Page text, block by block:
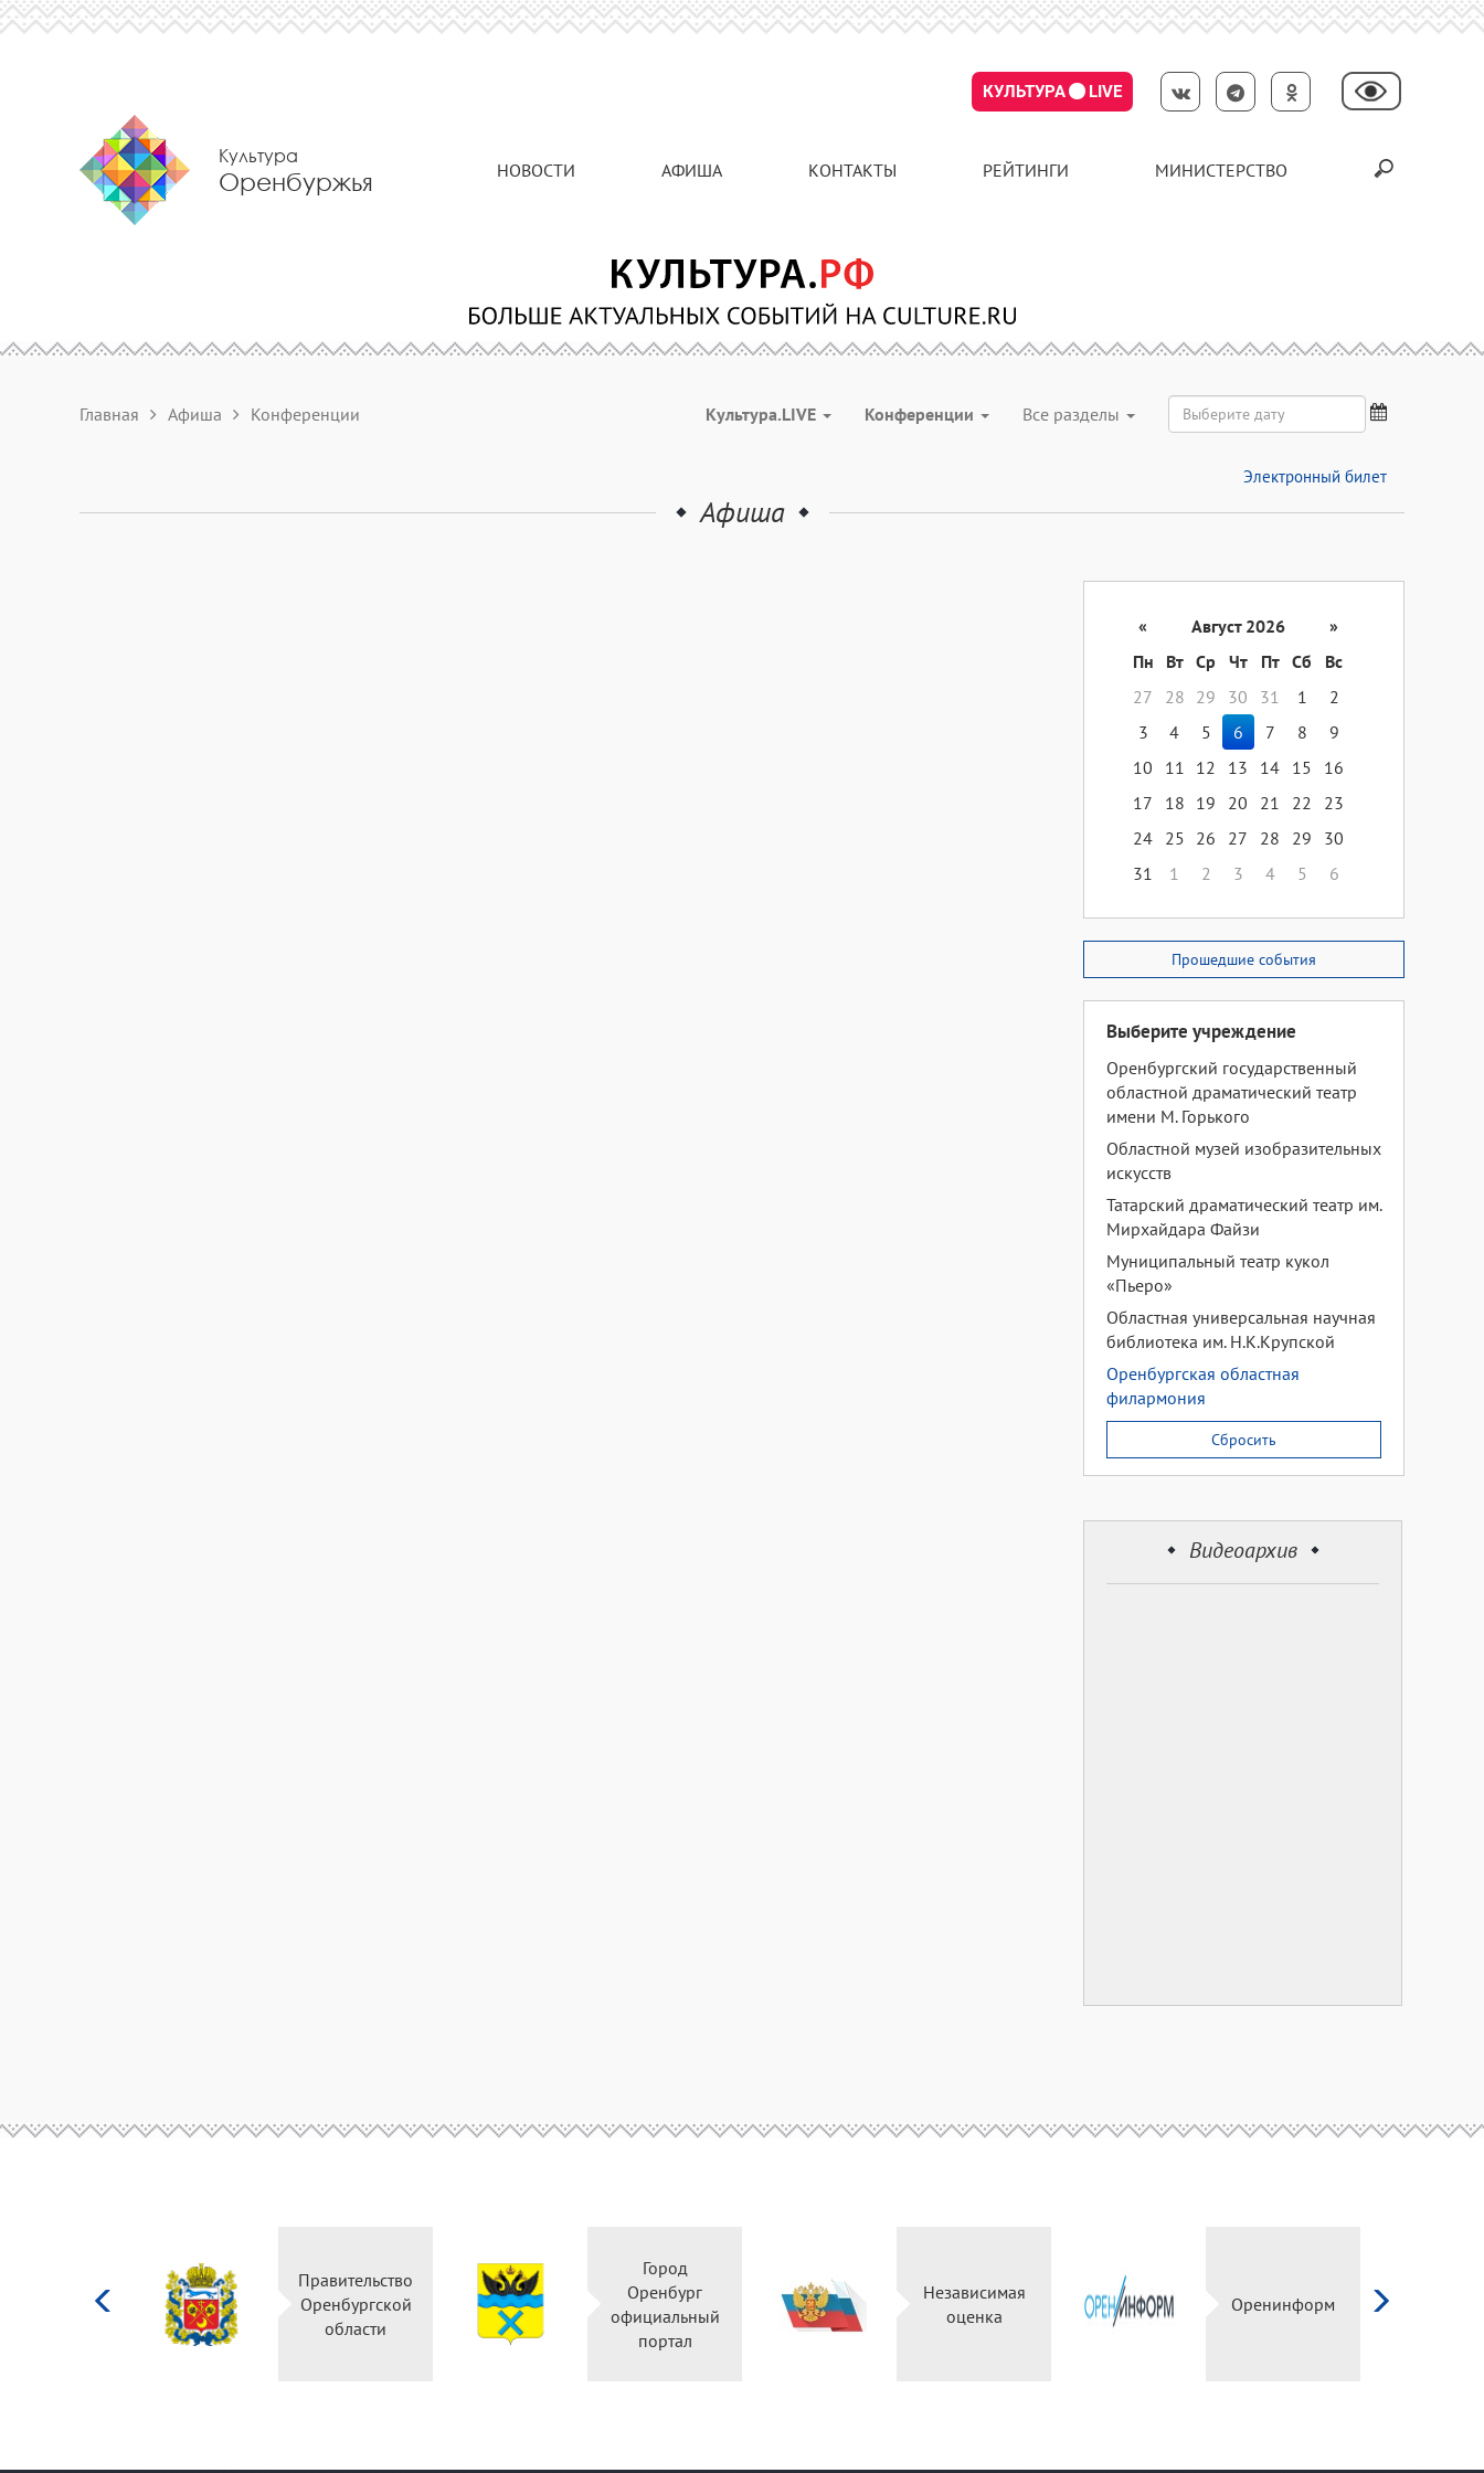
КУЛЬТУРА LIVE
Культура
Оренбуржья НОВОСТИ АФИША КОНТАКТЫ РЕЙТИНГИ МИНИСТЕРСТВО
Главная Афиша Конференции Культура.LIVE Конференции Все разделы
Электронный билет
Афиша
« Август 2026
»
Пн
Вт Ср Чт Пт Сб
Вс
27
28 29 30 31 1
2
3
4 5 6 7 8
9
10
11 12 13 14 15
16
17
18 19 20 21 22
23
24 25 26 27 28 29
30
31
1 2 3 4 5 6
Прошедшие события
Выберите учреждение
Оренбургский государственный
областной драматический театр
имени М. Горького
Областной музей изобразительных
искусств
Татарский драматический театр им.
Мирхайдара Файзи
Муниципальный театр кукол
«Пьеро»
Областная универсальная научная
библиотека им. Н.К.Крупской
Оренбургская областная
филармония
Сбросить
Видеоархив
Правительство
Оренбургской
области
Город
Оренбург
официальный
портал
Независимая
оценка
Оренинформ